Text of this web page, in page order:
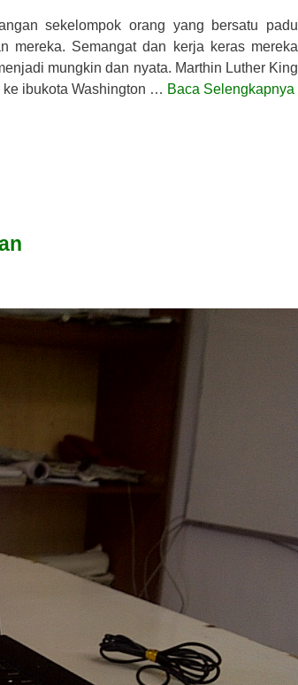
sekelompok orang yang bersatu padu
mereka. Semangat dan kerja keras mereka
mungkin dan nyata. Marthin Luther King
ke ibukota Washington … Baca Selengkapnya